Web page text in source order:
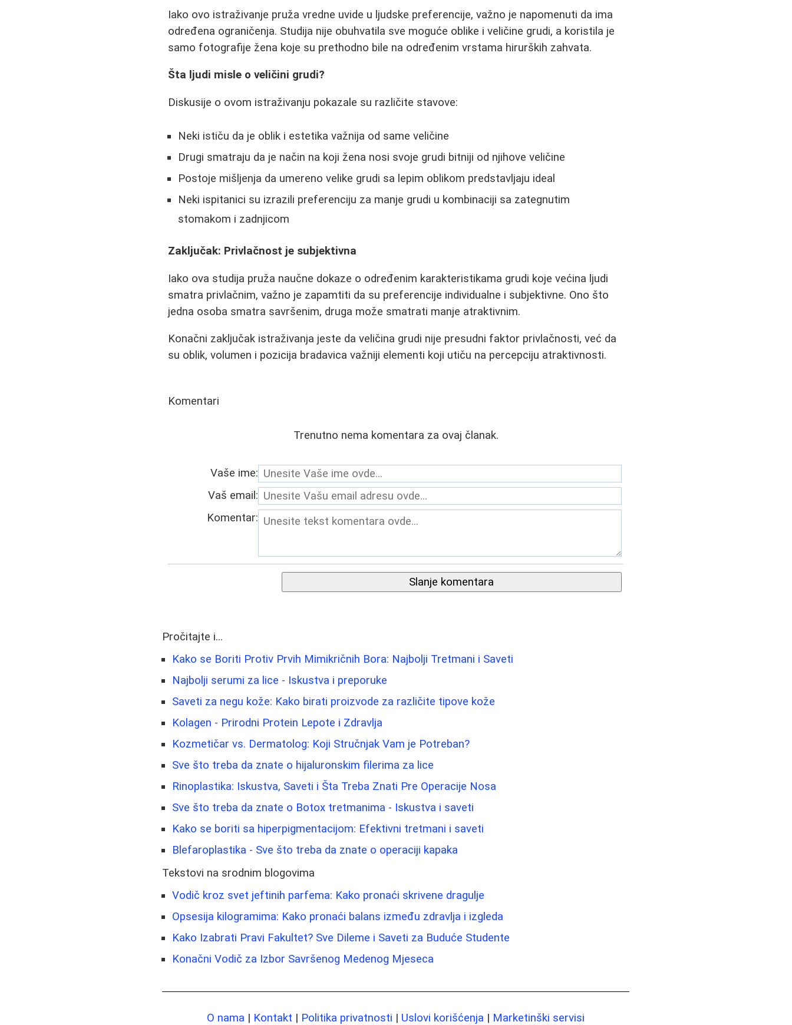
Iako ovo istraživanje pruža vredne uvide u ljudske preferencije, važno je napomenuti da ima
određena ograničenja. Studija nije obuhvatila sve moguće oblike i veličine grudi, a koristila je
samo fotografije žena koje su prethodno bile na određenim vrstama hirurških zahvata.
Šta ljudi misle o veličini grudi?
Diskusije o ovom istraživanju pokazale su različite stavove:
Neki ističu da je oblik i estetika važnija od same veličine
Drugi smatraju da je način na koji žena nosi svoje grudi bitniji od njihove veličine
Postoje mišljenja da umereno velike grudi sa lepim oblikom predstavljaju ideal
Neki ispitanici su izrazili preferenciju za manje grudi u kombinaciji sa zategnutim
stomakom i zadnjicom
Zaključak: Privlačnost je subjektivna
Iako ova studija pruža naučne dokaze o određenim karakteristikama grudi koje većina ljudi
smatra privlačnim, važno je zapamtiti da su preferencije individualne i subjektivne. Ono što
jedna osoba smatra savršenim, druga može smatrati manje atraktivnim.
Konačni zaključak istraživanja jeste da veličina grudi nije presudni faktor privlačnosti, već da
su oblik, volumen i pozicija bradavica važniji elementi koji utiču na percepciju atraktivnosti.
Komentari
Trenutno nema komentara za ovaj članak.
Vaše ime:
Vaš email:
Komentar:
Slanje komentara
Pročitajte i...
Kako se Boriti Protiv Prvih Mimikričnih Bora: Najbolji Tretmani i Saveti
Najbolji serumi za lice - Iskustva i preporuke
Saveti za negu kože: Kako birati proizvode za različite tipove kože
Kolagen - Prirodni Protein Lepote i Zdravlja
Kozmetičar vs. Dermatolog: Koji Stručnjak Vam je Potreban?
Sve što treba da znate o hijaluronskim filerima za lice
Rinoplastika: Iskustva, Saveti i Šta Treba Znati Pre Operacije Nosa
Sve što treba da znate o Botox tretmanima - Iskustva i saveti
Kako se boriti sa hiperpigmentacijom: Efektivni tretmani i saveti
Blefaroplastika - Sve što treba da znate o operaciji kapaka
Tekstovi na srodnim blogovima
Vodič kroz svet jeftinih parfema: Kako pronaći skrivene dragulje
Opsesija kilogramima: Kako pronaći balans između zdravlja i izgleda
Kako Izabrati Pravi Fakultet? Sve Dileme i Saveti za Buduće Studente
Konačni Vodič za Izbor Savršenog Medenog Mjeseca
O nama | Kontakt | Politika privatnosti | Uslovi korišćenja | Marketinški servisi